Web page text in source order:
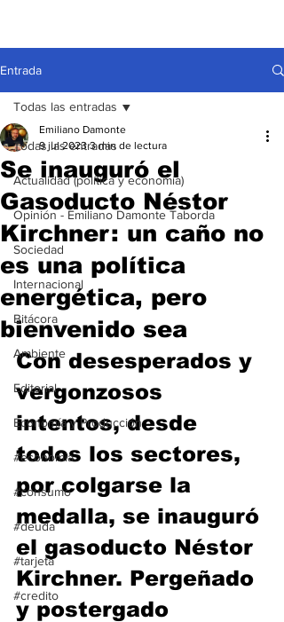
Entrada
Todas las entradas
Actualidad (política y economía)
Opinión - Emiliano Damonte Taborda
Sociedad
Internacional
Bitácora
Ambiente
Editorial
Economía y Producción
#economia
#consumo
#deuda
#tarjeta
#credito
Todas las entradas
Se inauguró el
Gasoducto Néstor
Kirchner: un caño no
es una política
energética, pero
bienvenido sea
Emiliano Damonte
9 jul 2023 3 min de lectura
Con desesperados y
vergonzosos
intentos, desde
todos los sectores,
por colgarse la
medalla, se inauguró
el gasoducto Néstor
Kirchner. Pergeñado
y postergado